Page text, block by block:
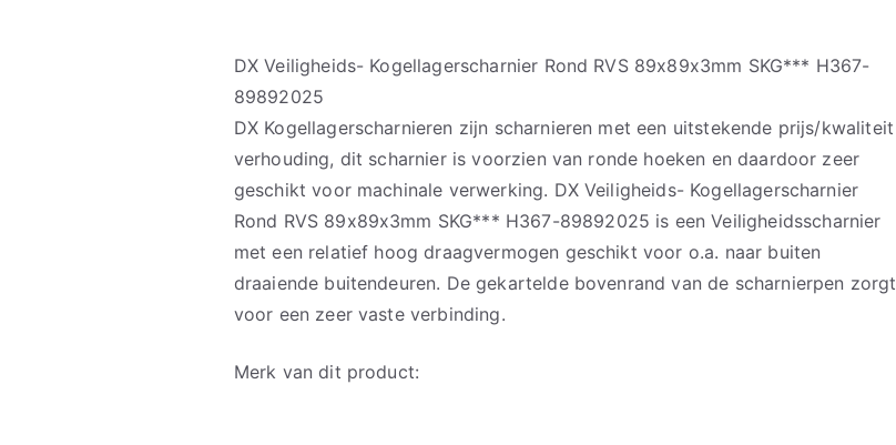
DX Veiligheids- Kogellagerscharnier Rond RVS 89x89x3mm SKG*** H367-
89892025
DX Kogellagerscharnieren zijn scharnieren met een uitstekende prijs/kwaliteit
verhouding, dit scharnier is voorzien van ronde hoeken en daardoor zeer
geschikt voor machinale verwerking. DX Veiligheids- Kogellagerscharnier
Rond RVS 89x89x3mm SKG*** H367-89892025 is een Veiligheidsscharnier
met een relatief hoog draagvermogen geschikt voor o.a. naar buiten
draaiende buitendeuren. De gekartelde bovenrand van de scharnierpen zorgt
voor een zeer vaste verbinding.
Merk van dit product: